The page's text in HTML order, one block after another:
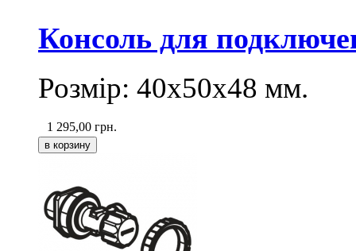
Консоль для
Розмір: 40х50х48 мм.
1 295,00 грн.